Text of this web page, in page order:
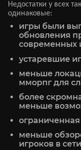
Недостатки у всех
одинаковые:
игры были
обновления
современных
устаревшие
меньше
мморпг для
более
меньше
меньше
игроков в